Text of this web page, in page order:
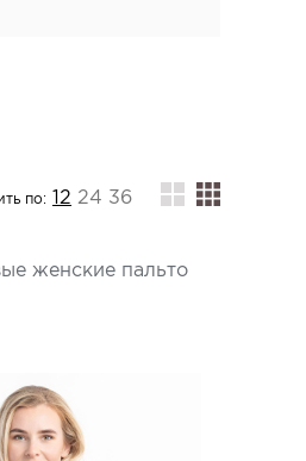
по: 12 24 36
женские пальто